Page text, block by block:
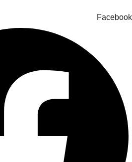
Facebook